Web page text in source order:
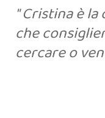
Cristina è la
che
cercare o